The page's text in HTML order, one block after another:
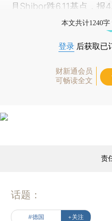
月Shibor跌6.11基点，报
本文共计1240
登录 后获取已
财新通会员
可畅读全文
责
话题：
#德国 +关注